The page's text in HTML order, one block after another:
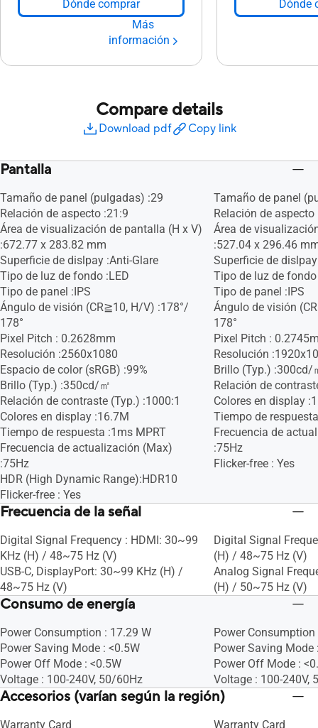
Dónde comprar
Más
información
Dónde
Compare details
Download pdf Copy link
Pantalla
Tamaño de panel (pulgadas) :29
Relación de aspecto :21:9
Área de visualización de pantalla (H x V)
:672.77 x 283.82 mm
Superficie de dislpay :Anti-Glare
Tipo de luz de fondo :LED
Tipo de panel :IPS
Ángulo de visión (CR≧10, H/V) :178°/
178°
Pixel Pitch : 0.2628mm
Resolución :2560x1080
Espacio de color (sRGB) :99%
Brillo (Typ.) :350cd/㎡
Relación de contraste (Typ.) :1000:1
Colores en display :16.7M
Tiempo de respuesta :1ms MPRT
Frecuencia de actualización (Max)
:75Hz
HDR (High Dynamic Range):HDR10
Flicker-free : Yes
Tamaño de panel
Relación de aspecto
Área de
:527.04 x 296.46
Superficie de
Tipo de luz de fondo
Tipo de panel :IPS
Ángulo de visión
178°
Pixel Pitch :
Resolución
Brillo (Typ.) :300cd/
Relación de
Colores en display
Tiempo de
Frecuencia de
:75Hz
Flicker-free : Yes
Frecuencia de la señal
Digital Signal Frequency : HDMI: 30~99
KHz (H) / 48~75 Hz (V)
USB-C, DisplayPort: 30~99 KHz (H) /
48~75 Hz (V)
Digital Signal
(H) / 48~75 Hz (V)
Analog Signal
(H) / 50~75 Hz (V)
Consumo de energía
Power Consumption : 17.29 W
Power Saving Mode : <0.5W
Power Off Mode : <0.5W
Voltage : 100-240V, 50/60Hz
Power Consumption
Power Saving Mode
Power Off Mode :
Voltage : 100-240V,
Accesorios (varían según la región)
Warranty Card
Warranty Card